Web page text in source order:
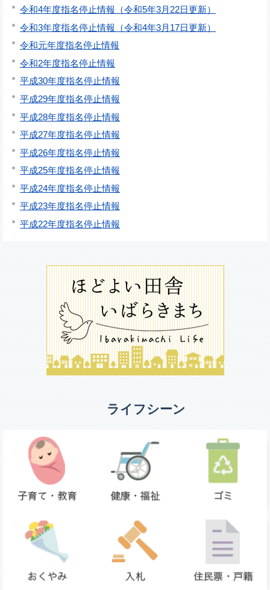
令和4年度指名停止情報（令和5年3月22日更新）
令和3年度指名停止情報（令和4年3月17日更新）
令和元年度指名停止情報
令和2年度指名停止情報
平成30年度指名停止情報
平成29年度指名停止情報
平成28年度指名停止情報
平成27年度指名停止情報
平成26年度指名停止情報
平成25年度指名停止情報
平成24年度指名停止情報
平成23年度指名停止情報
平成22年度指名停止情報
ライフシーン